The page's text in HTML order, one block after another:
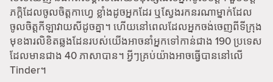
ភក្តិដែលចូលចិត្តកាហ្វេ ខ្លាំងដូចអ្នកដែរ ឬស្វែងរកនរណាម្នាក់ដែល
ចូលចិត្តកីឡាវាយសីដូចគ្នា។ ហើយនៅពេលដែលអ្នកចង់ចេញពីទីក្រុង
មុខងារលិខិតឆ្លងដែនរបស់យើងអាចនាំអ្នកទៅកាន់ជាង 190 ប្រទេស
ដែលមានជាង 40 ភាសាបាន។ អ្វីៗគ្រប់យ៉ាងអាចធ្វើបាននៅលើ
Tinder។